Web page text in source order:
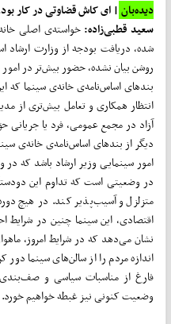
دیده‌بان| ای کاش قضاوتی در کار
سعید قطبی‌زاده:خواسته‌ی اصلی
شده، دریافت بودجه از وزارت ارشاد
روشن بیان نشده، حضور بیش‌تر در
بندهای اساس‌نامه‌ی خانه‌ی سینما که
انتظار همکاری و تعامل بیش‌تری از
آزاد در مجمع عمومی، فرد یا جریانی
دیگر از بندهای اساس‌نامه‌ی خانه‌ی
امور سینمایی وزیر ارشاد باشد که در
در وضعیتی است که تداوم این
متزلزل و آسیب‌پذیر کند. در هیچ
اقتصادی، این سینما چنین در شرایط
نشان می‌دهد که در شرایط امروز،
اندازه مردم را از سالن‌های سینما
فارغ از مناسبات سیاسی و
وضعیت کنونی نیز غبطه خواهیم خورد.